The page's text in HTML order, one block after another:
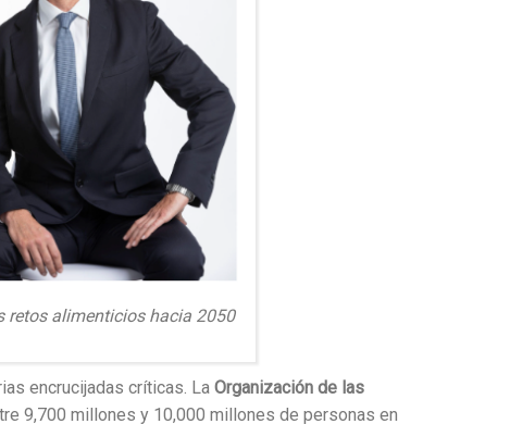
retos alimenticios hacia 2050
encrucijadas críticas. La Organización de las
9,700 millones y 10,000 millones de personas en